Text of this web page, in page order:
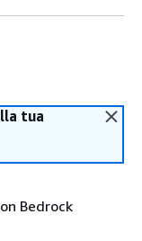
tua
Bedrock